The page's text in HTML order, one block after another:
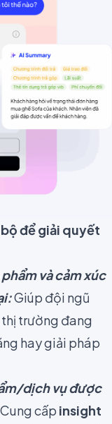
để giải quyết
và cảm xúc
Giúp đội ngũ
trường đang
hay giải pháp
dịch vụ được
Cung cấp insight